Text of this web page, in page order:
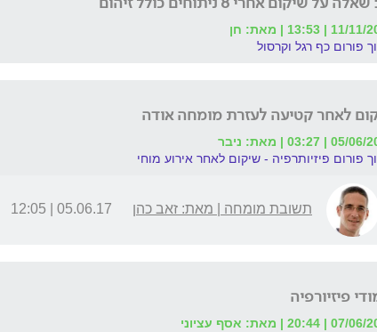
| 13:53 | מאת: חן
פורום כף רגל וקרסול
לאחר קטיעה לעזרת מומחה אודה
| 03:27 | מאת: ניבר
פורום פיזיותרפיה - שיקום לאחר אירוע מוחי
תשובת מומחה | מאת: זאב כהן 05.06.17 | 12:05
פיזיורפיה
| 20:44 | מאת: אסף עציוני